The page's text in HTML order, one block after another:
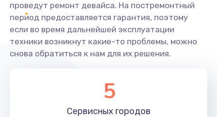
проведут ремонт девайса. На постремонтный
период предоставляется гарантия, поэтому
если во время дальнейшей эксплуатации
техники возникнут какие-то проблемы, можно
снова обратиться к нам для их решения.
5
Сервисных городов